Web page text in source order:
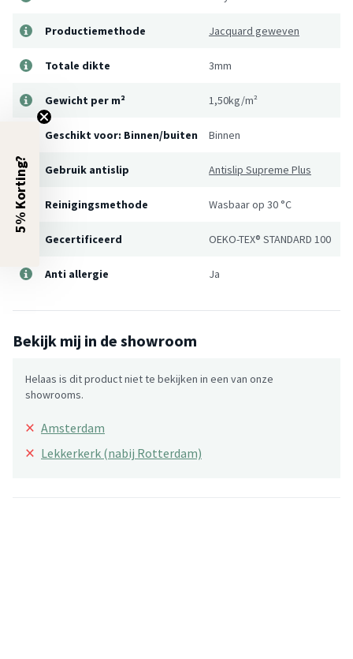
Productiemethode Jacquard geweven
Totale dikte 3mm
Gewicht per m² 1,50kg/m²
Geschikt voor: Binnen/buiten Binnen
Gebruik antislip Antislip Supreme Plus
Reinigingsmethode Wasbaar op 30 °C
Gecertificeerd OEKO-TEX® STANDARD 100
Anti allergie Ja
Bekijk mij in de showroom
Helaas is dit product niet te bekijken in een van onze
showrooms.
× Amsterdam
× Lekkerkerk (nabij Rotterdam)
5% Korting?